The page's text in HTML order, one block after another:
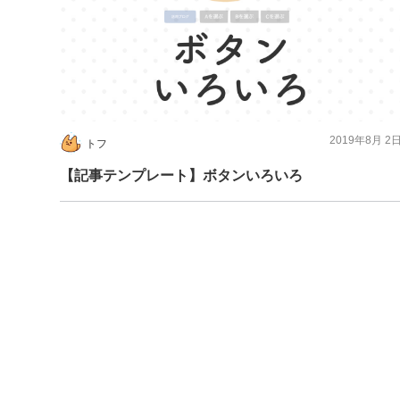
トフ 2019年8月 2
【記事テンプレート】ボタンいろいろ